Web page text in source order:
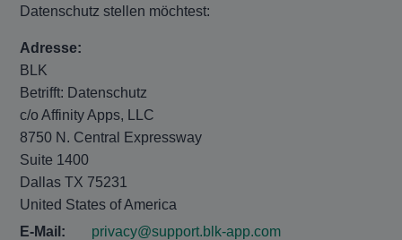
Datenschutz stellen möchtest:
Adresse:
BLK
Betrifft: Datenschutz
c/o Affinity Apps, LLC
8750 N. Central Expressway
Suite 1400
Dallas TX 75231
United States of America
E-Mail:
privacy@support.blk-app.com